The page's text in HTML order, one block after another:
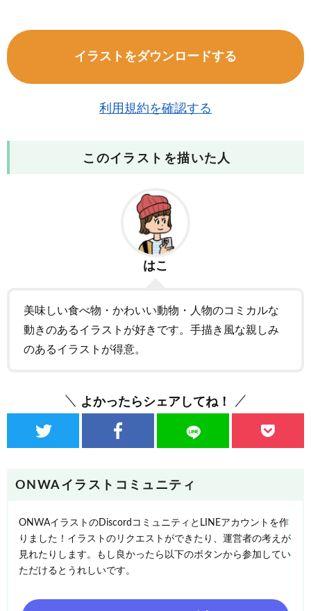
イラストをダウンロードする
利用規約を確認する
このイラストを描いた人
はこ
美味しい食べ物・かわいい動物・人物のコミカルな
動きのあるイラストが好きです。手描き風な親しみ
のあるイラストが得意。
よかったらシェアしてね！
ONWAイラストコミュニティ
ONWAイラストのDiscordコミュニティとLINEアカウントを作
りました！イラストのリクエストができたり、運営者の考えが
見れたりします。もし良かったら以下のボタンから参加してい
ただけるとうれしいです。